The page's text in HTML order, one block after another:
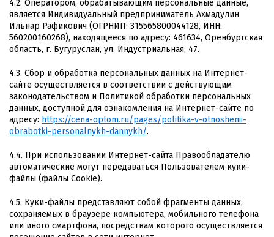
4.2. Оператором, обрабатывающим персональные данные,
является Индивидуальный предприниматель Ахмадулин
Ильнар Рафикович (ОГРНИП: 315565800044128, ИНН:
560200160268), находящееся по адресу: 461634, Оренбургская
область, г. Бугуруслан, ул. Индустриальная, 47.
4.3. Сбор и обработка персональных данных на Интернет-
сайте осуществляется в соответствии с действующим
законодательством и Политикой обработки персональных
данных, доступной для ознакомления на Интернет-сайте по
адресу: https://cena-optom.ru/pages/politika-v-otnoshenii-
obrabotki-personalnykh-dannykh/.
4.4. При использовании Интернет-сайта Правообладателю
автоматические могут передаваться Пользователем куки-
файлы (файлы Cookie).
4.5. Куки-файлы представляют собой фрагменты данных,
сохраняемых в браузере компьютера, мобильного телефона
или иного смартфона, посредствам которого осуществляется